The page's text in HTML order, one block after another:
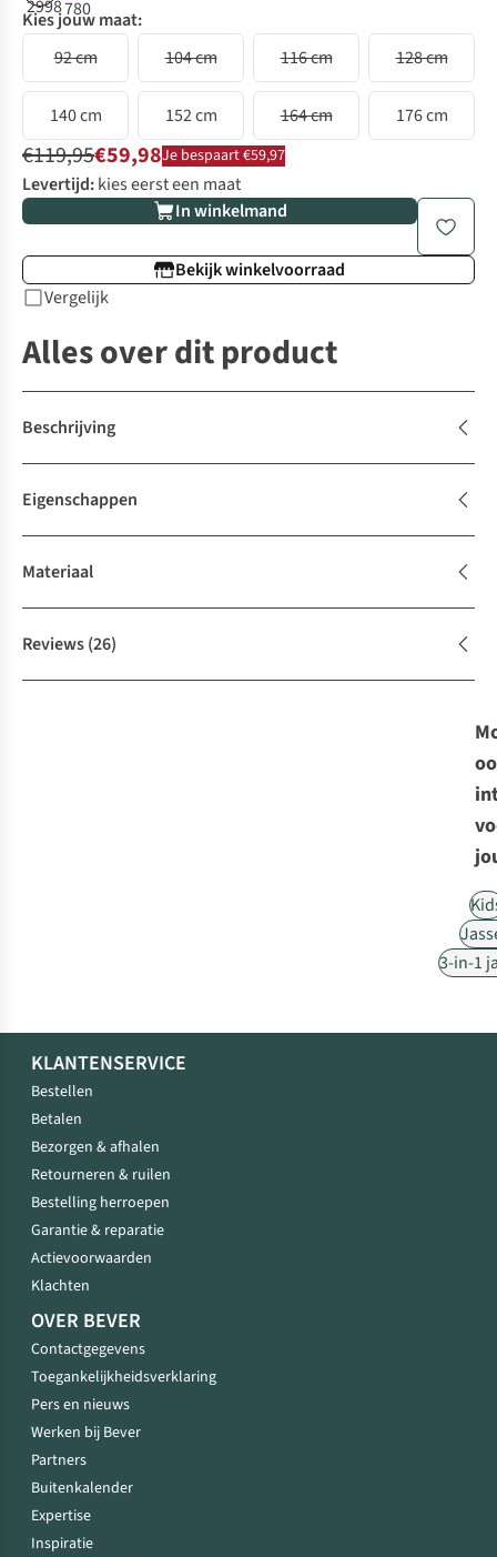
Kies jouw maat:
92 cm
104 cm 116 cm 128 cm
140 cm 152 cm 164 cm 176 cm
€119,95€59,98Je bespaart €59,97
Levertijd:kies eerst een maat
In winkelmand
Bekijk winkelvoorraad
Vergelijk
Alles over dit product
Beschrijving
Eigenschappen
Materiaal
Reviews(26)
3-in-1
KLANTENSERVICE
Bestellen
Betalen
Bezorgen & afhalen
Retourneren & ruilen
Bestelling herroepen
Garantie & reparatie
Actievoorwaarden
Klachten
OVER BEVER
Contactgegevens
Toegankelijkheidsverklaring
Pers en nieuws
Werken bij Bever
Partners
Buitenkalender
Expertise
Inspiratie